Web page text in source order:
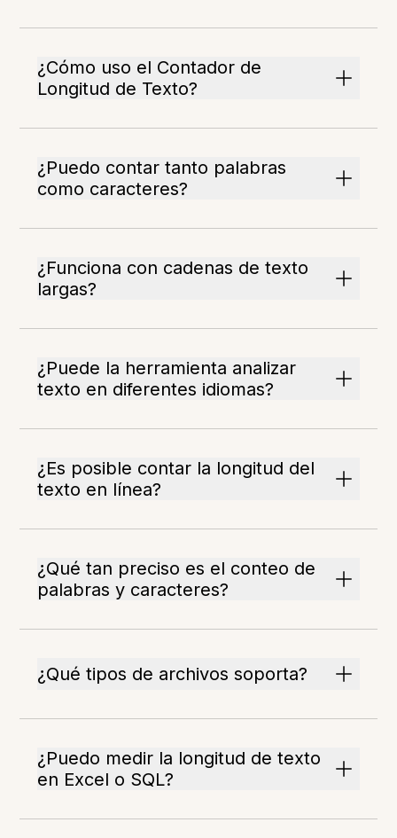
¿Cómo uso el Contador de
Longitud de Texto?
¿Puedo contar tanto palabras
como caracteres?
¿Funciona con cadenas de texto
largas?
¿Puede la herramienta analizar
texto en diferentes idiomas?
¿Es posible contar la longitud del
texto en línea?
¿Qué tan preciso es el conteo de
palabras y caracteres?
¿Qué tipos de archivos soporta?
¿Puedo medir la longitud de texto
en Excel o SQL?